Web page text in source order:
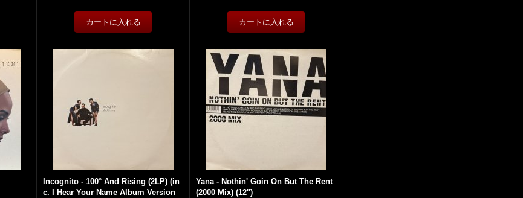
Incognito - 100° And Rising (2LP) (in
c. I Hear Your Name Album Version
Yana - Nothin' Goin On But The Rent
(2000 Mix) (12'')